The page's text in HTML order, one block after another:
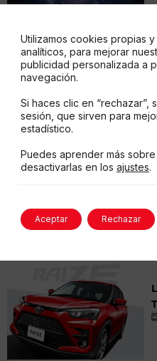
Utilizamos cookies propias
analíticos, para mejorar
publicidad personalizada a
navegación.
Si haces clic en “rechazar”,
sesión, que sirven para
estadístico.
Puedes aprender más
desactivarlas en los ajustes.
Aceptar Rechazar